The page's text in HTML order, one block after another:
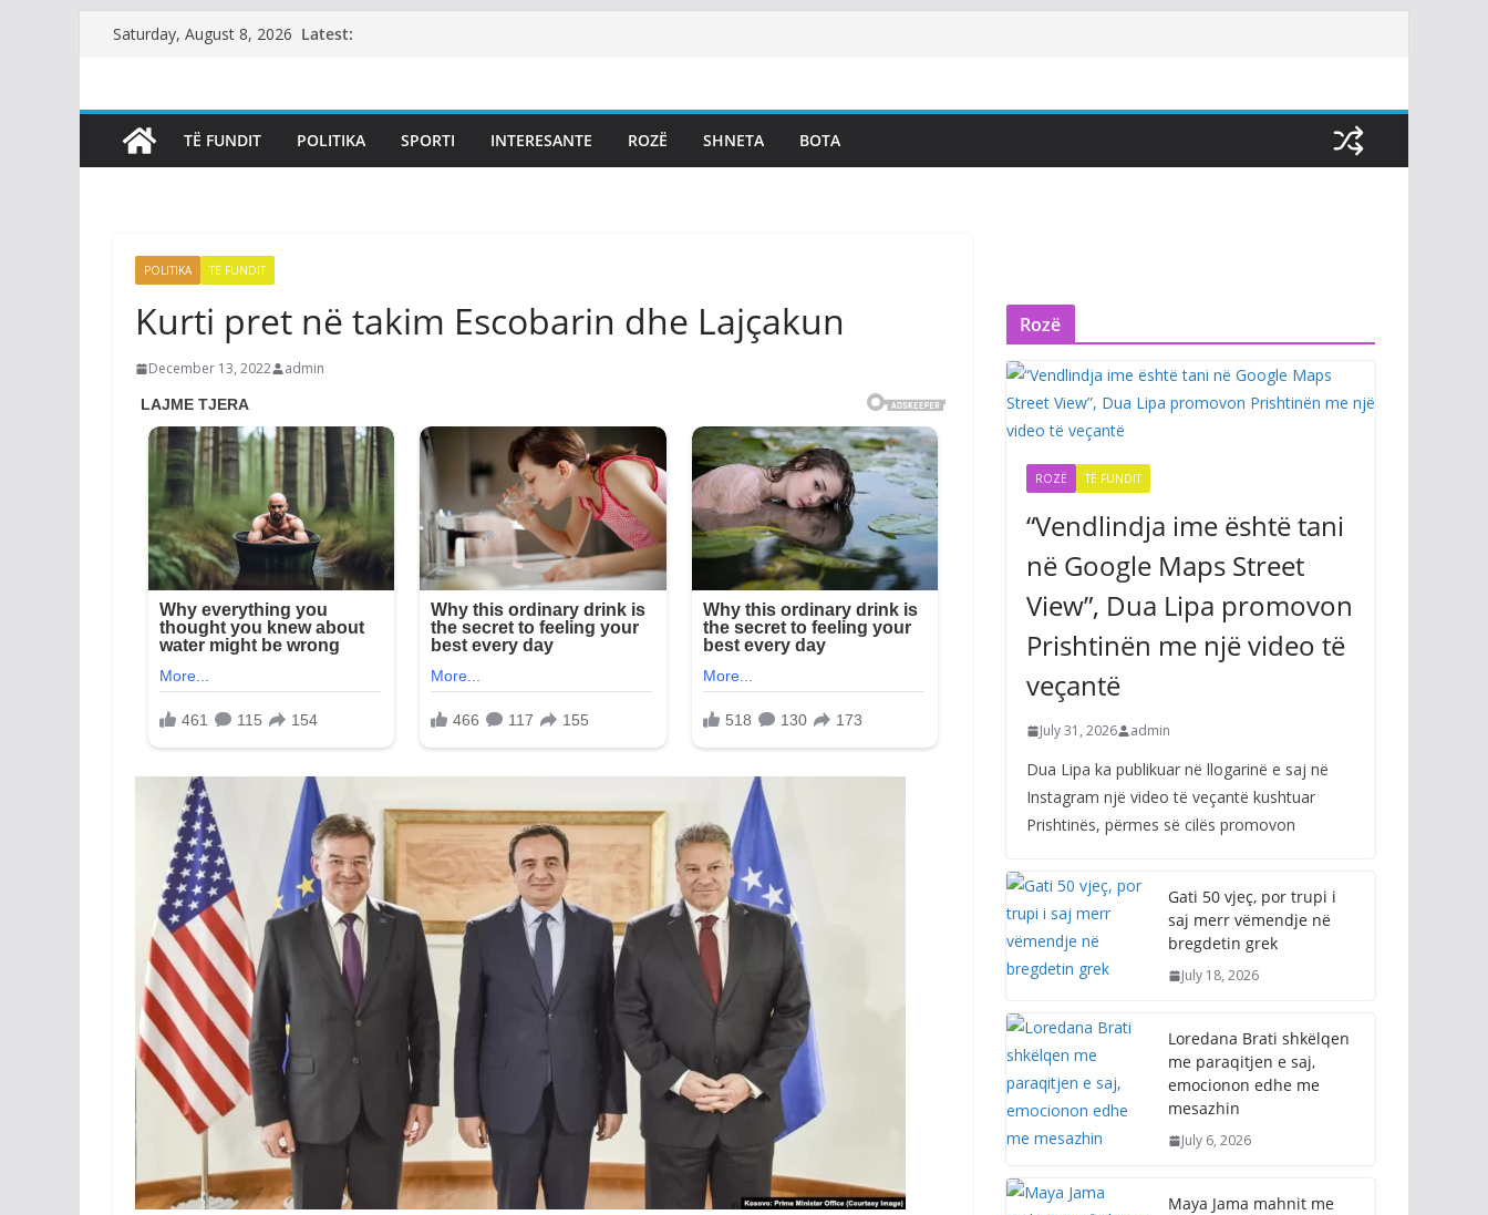
SkipSaturday, August 8, 2026 Latest:
TË FUNDIT POLITIKA SPORTI INTERESANTE ROZË SHNETA BOTA
POLITIKA TË FUNDIT
Kurti pret në takim Escobarin dhe Lajçakun
December 13, 2022 admin
Rozë
ROZË TË FUNDIT
“Vendlindja ime është tani
në Google Maps Street
View”, Dua Lipa promovon
Prishtinën me një video të
veçantë
July 31, 2026 admin
Dua Lipa ka publikuar në llogarinë e saj në
Instagram një video të veçantë kushtuar
Prishtinës, përmes së cilës promovon
Gati 50 vjeç, por trupi i
saj merr vëmendje në
bregdetin grek
July 18, 2026
Loredana Brati shkëlqen
me paraqitjen e saj,
emocionon edhe me
mesazhin
July 6, 2026
Maya Jama mahnit me